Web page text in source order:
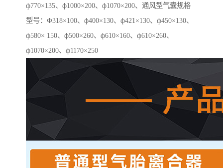
ф770×135、ф1000×200、ф1070×200、通风型气囊规格
型号：Ф318×100、ф400×130、ф421×130、ф450×130、
ф580× 150、ф500×260、ф610×160、ф610×260、
ф1070×200、ф1170×250